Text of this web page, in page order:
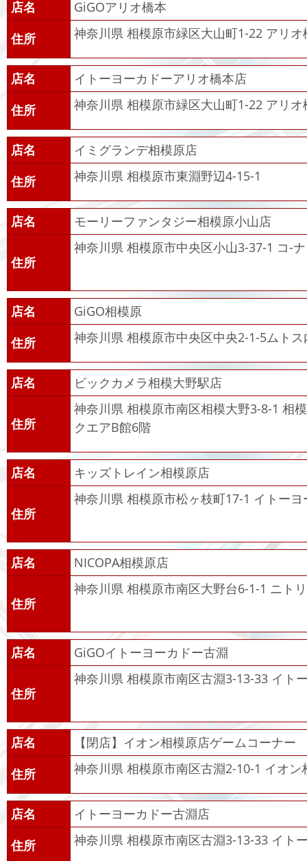
店名
GiGOアリオ橋本
住所
神奈川県 相模原市緑区大山町1-22 アリ
店名
イトーヨーカドーアリオ橋本店
住所
神奈川県 相模原市緑区大山町1-22 アリオ
店名
イミグランデ相模原店
住所
神奈川県 相模原市東淵野辺4-15-1
店名 モーリーファンタジー相模原小山店
住所
神奈川県 相模原市中央区小山3-37-1 コ-
店名
GiGO相模原
住所
神奈川県 相模原市中央区中央2-1-5ムトス
店名 ビックカメラ相模大野駅店
住所
神奈川県 相模原市南区相模大野3-8-1 相
クエアB館6階
店名 キッズトレイン相模原店
住所
神奈川県 相模原市松ヶ枝町17-1 イトー
店名 NICOPA相模原店
住所
神奈川県 相模原市南区大野台6-1-1 ニト
店名 GiGOイトーヨーカドー古淵
住所
神奈川県 相模原市南区古淵3-13-33 イト
店名
【閉店】イオン相模原店ゲームコーナー
住所
神奈川県 相模原市南区古淵2-10-1 イオン
店名
イトーヨーカドー古淵店
住所
神奈川県 相模原市南区古淵3-13-33 イト